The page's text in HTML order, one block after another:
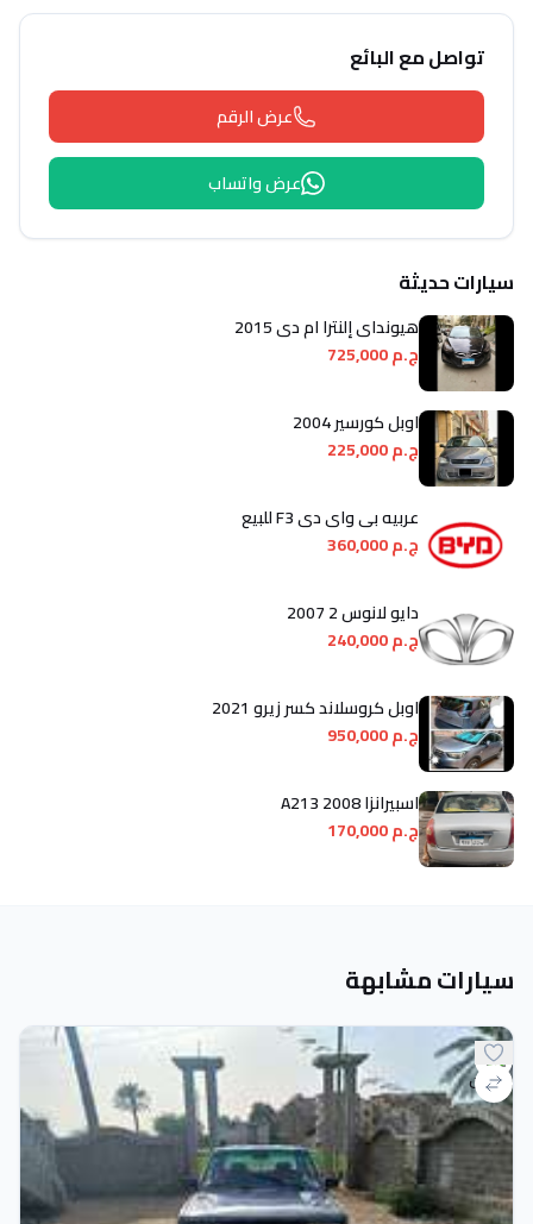
تواصل مع البائع
عرض الرقم
عرض واتساب
سيارات حديثة
هيونداي إلنترا ام دى 2015
ج.م 725,000
اوبل كورسير 2004
ج.م 225,000
عربيه بى واى دى F3 للبيع
ج.م 360,000
دايو لانوس 2 2007
ج.م 240,000
اوبل كروسلاند كسر زيرو 2021
ج.م 950,000
اسبيرانزا A213 2008
ج.م 170,000
سيارات مشابهة